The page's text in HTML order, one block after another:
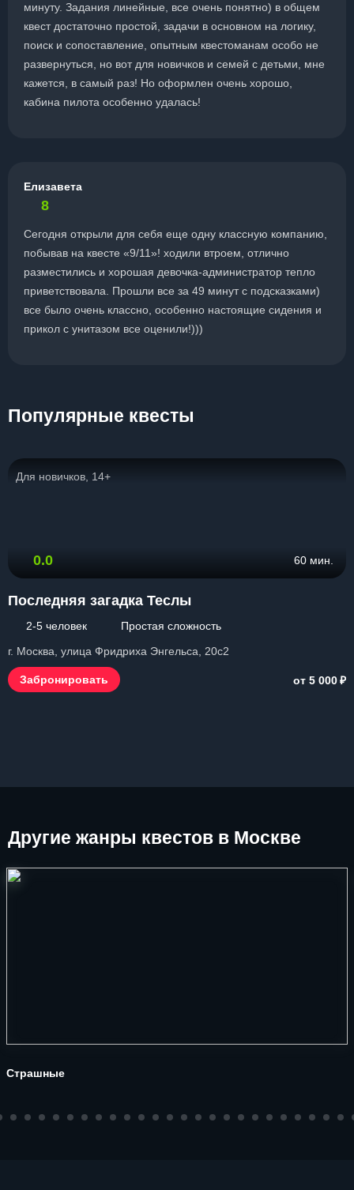
минуту. Задания линейные, все очень понятно) в общем
квест достаточно простой, задачи в основном на логику,
поиск и сопоставление, опытным квестоманам особо не
развернуться, но вот для новичков и семей с детьми, мне
кажется, в самый раз! Но оформлен очень хорошо,
кабина пилота особенно удалась!
Елизавета
8
Сегодня открыли для себя еще одну классную компанию,
побывав на квесте «9/11»! ходили втроем, отлично
разместились и хорошая девочка-администратор тепло
приветствовала. Прошли все за 49 минут с подсказками)
все было очень классно, особенно настоящие сидения и
прикол с унитазом все оценили!)))
Популярные квесты
Для новичков, 14+
0.0 60 мин.
Последняя загадка Теслы
2-5 человек
Простая сложность
г. Москва, улица Фридриха Энгельса, 20с2
Забронировать от 5 000₽
Другие жанры квестов в Москве
Страшные